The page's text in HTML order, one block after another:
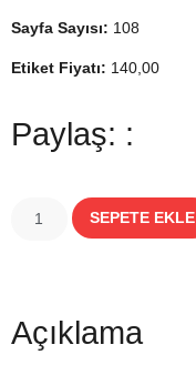
Sayfa Sayısı: 108
Etiket Fiyatı: 140,00
Paylaş: :
SEPETE EKLE
Açıklama